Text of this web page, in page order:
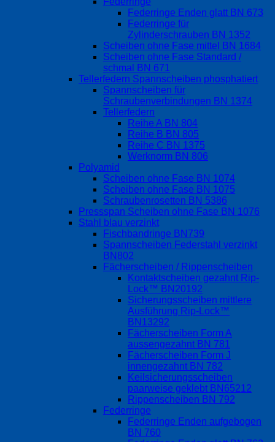
Federringe Enden glatt BN 673
Federringe für
Zylinderschrauben BN 1352
Scheiben ohne Fase mittel BN 1684
Scheiben ohne Fase Standard /
schmal BN 671
Tellerfedern Spannscheiben phosphatiert
Spannscheiben für
Schraubenverbindungen BN 1374
Tellerfedern
Reihe A BN 804
Reihe B BN 805
Reihe C BN 1375
Werknorm BN 806
Polyamid
Scheiben ohne Fase BN 1074
Scheiben ohne Fase BN 1075
Schraubenrosetten BN 5386
Pressspan Scheiben ohne Fase BN 1076
Stahl blau verzinkt
Fischbandringe BN739
Spannscheiben Federstahl verzinkt
BN802
Fächerscheiben / Rippenscheiben
Kontaktscheiben gezahnt Rip-
Lock™ BN20192
Sicherungsscheiben mittlere
Ausführung Rip-Lock™
BN13292
Fächerscheiben Form A
aussengezahnt BN 781
Fächerscheiben Form J
innengezahnt BN 782
Keilsicherungsscheiben
paarweise geklebt BN65212
Rippenscheiben BN 792
Federringe
Federringe Enden aufgebogen
BN 760